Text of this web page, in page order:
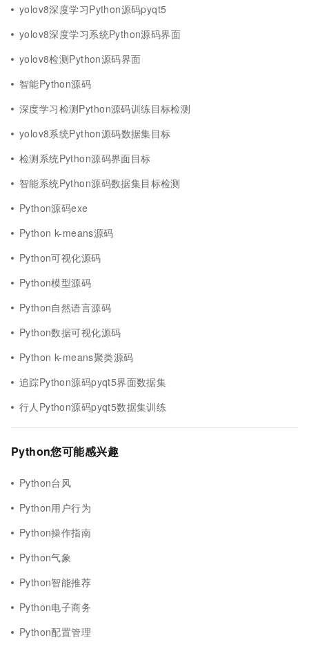
yolov8深度学习Python源码pyqt5
yolov8深度学习系统Python源码界面
yolov8检测Python源码界面
智能Python源码
深度学习检测Python源码训练目标检测
yolov8系统Python源码数据集目标
检测系统Python源码界面目标
智能系统Python源码数据集目标检测
Python源码exe
Python k-means源码
Python可视化源码
Python模型源码
Python自然语言源码
Python数据可视化源码
Python k-means聚类源码
追踪Python源码pyqt5界面数据集
行人Python源码pyqt5数据集训练
Python您可能感兴趣
Python台风
Python用户行为
Python操作指南
Python气象
Python智能推荐
Python电子商务
Python配置管理